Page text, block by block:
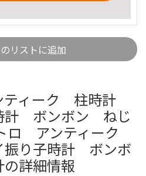
リストに追加
ティーク 柱時計
計 ボンボン ねじ
ロ アンティーク
り子時計 ボンボ
詳細情報